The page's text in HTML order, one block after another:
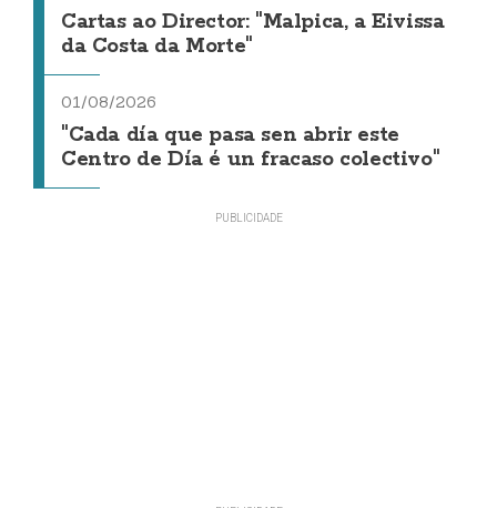
Cartas ao Director: "Malpica, a Eivissa
da Costa da Morte"
01/08/2026
"Cada día que pasa sen abrir este
Centro de Día é un fracaso colectivo"